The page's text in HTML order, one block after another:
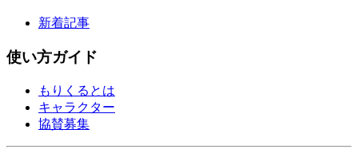
新着記事
使い方ガイド
もりくるとは
キャラクター
協賛募集